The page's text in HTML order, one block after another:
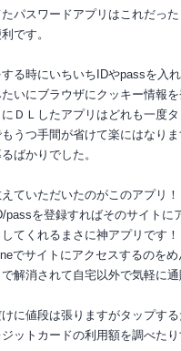
パスワードアプリはこれだった
です。
る時にいちいちIDやpassを入
いにブラウザにクッキー情報
ＤＬしたアプリはどれも一度
うつ手間が省けて楽にはなり
ばかりでした。
ていただいたのがこのアプリ！
passを登録すればそのサイトに
てくれるまさに神アプリです！
でサイトにアクセスするのを
解消されて自宅以外で気軽に
に値段は張りますがタップす
ットカードの利用額を調べた